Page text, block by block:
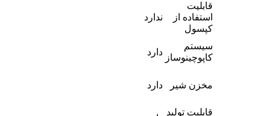
قابلیت
استفاده از
کپسول
ندارد
سیستم
کاپوچینوساز
دارد
مخزن شیر دارد
قابلیت تولید